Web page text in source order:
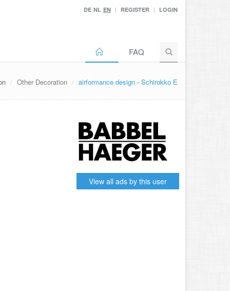
DE NL EN REGISTER LOGIN
FAQ
Other Decoration airformance design - Schirokko E
View all ads by this user